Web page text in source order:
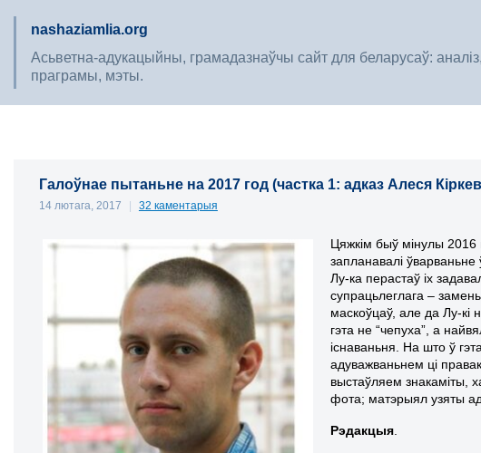
nashaziamlia.org
Асьветна-адукацыйны, грамадазнаўчы сайт для беларусаў: аналіз,
праграмы, мэты.
Галоўнае пытаньне на 2017 год (частка 1: адказ Алеся
14 лютага, 2017 | 32 каментарыя
Цяжкім быў мінулы
запланавалі
Лу-ка перастаў іх
супрацьлеглага –
маскоўцаў, але да Лу-кі
гэта не “чепуха”, а
існаваньня. На што ў
адуважваньнем ці
выстаўляем знакаміты,
фота; матэрыял узяты
Рэдакцыя